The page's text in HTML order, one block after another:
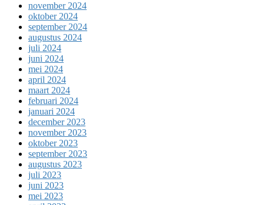
november 2024
oktober 2024
september 2024
augustus 2024
juli 2024
juni 2024
mei 2024
april 2024
maart 2024
februari 2024
januari 2024
december 2023
november 2023
oktober 2023
september 2023
augustus 2023
juli 2023
juni 2023
mei 2023